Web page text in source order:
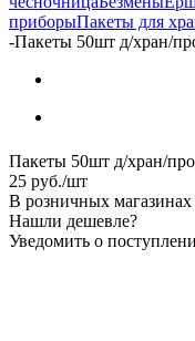
приборыПакеты для
-Пакеты 50шт д/хран/
Пакеты 50шт д/хран/
25 руб./шт
В розничных магазинах
Нашли дешевле?
Уведомить о